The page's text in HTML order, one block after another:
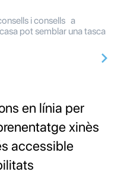
i consells a
pot semblar una tasca
en línia per
xinès
accessible